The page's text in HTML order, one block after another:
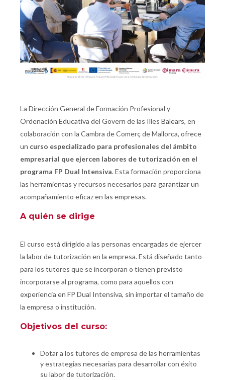
La Dirección General de Formación Profesional y
Ordenación Educativa del Govern de las Illes Balears, en
colaboración con la Cambra de Comerç de Mallorca, ofrece
un curso especializado para profesionales del ámbito
empresarial que ejercen labores de tutorización en el
programa FP Dual Intensiva. Esta formación proporciona
las herramientas y recursos necesarios para garantizar un
acompañamiento eficaz en las empresas.
A quién se dirige
El curso está dirigido a las personas encargadas de ejercer
la labor de tutorización en la empresa. Está diseñado tanto
para los tutores que se incorporan o tienen previsto
incorporarse al programa, como para aquellos con
experiencia en FP Dual Intensiva, sin importar el tamaño de
la empresa o institución.
Objetivos del curso:
Dotar a los tutores de empresa de las herramientas
y estrategias necesarias para desarrollar con éxito
su labor de tutorización.